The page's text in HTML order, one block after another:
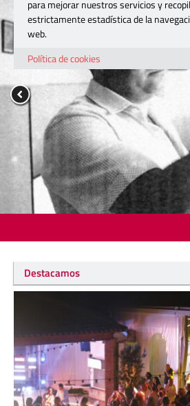
Destacamos
para mejorar nuestros servicios y
estrictamente estadística de la
web.
Política de cookies